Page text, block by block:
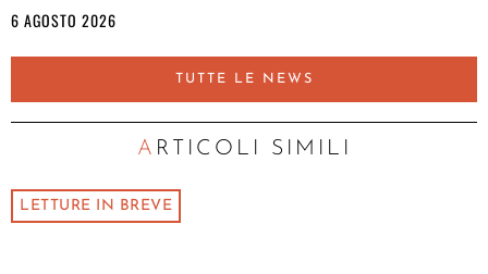
6 AGOSTO 2026
TUTTE LE NEWS
ARTICOLI SIMILI
LETTURE IN BREVE